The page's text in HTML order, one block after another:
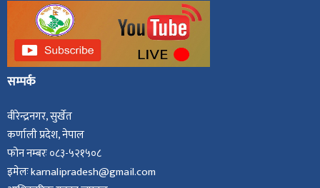
सम्पर्क
वीरेन्द्रनगर, सुर्खेत
कर्णाली प्रदेश, नेपाल
फोन नम्बरः ०८३-५२१५०८
इमेलः karnalipradesh@gmail.com